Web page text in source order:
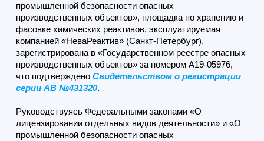
промышленной безопасности опасных
производственных объектов», площадка по хранению и
фасовке химических реактивов, эксплуатируемая
компанией «НеваРеактив» (Санкт-Петербург),
зарегистрирована в «Государственном реестре опасных
производственных объектов» за номером А19-05976,
что подтверждено Свидетельством о регистрации
серии АВ №431320.
Руководствуясь Федеральными законами «О
лицензировании отдельных видов деятельности» и «О
промышленной безопасности опасных